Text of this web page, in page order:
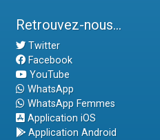
Retrouvez-nous...
Twitter
Facebook
YouTube
WhatsApp
WhatsApp Femmes
Application iOS
Application Android